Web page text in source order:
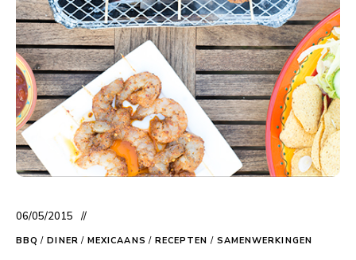
06/05/2015
BBQ / DINER / MEXICAANS / RECEPTEN / SAMENWERKINGEN